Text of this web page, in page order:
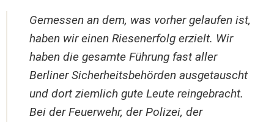
Gemessen an dem, was vorher gelaufen ist,
haben wir einen Riesenerfolg erzielt. Wir
haben die gesamte Führung fast aller
Berliner Sicherheitsbehörden ausgetauscht
und dort ziemlich gute Leute reingebracht.
Bei der Feuerwehr, der Polizei, der